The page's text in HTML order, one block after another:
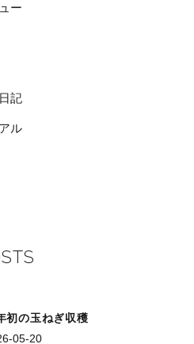
ー
記
ル
初の玉ねぎ収穫
05-20